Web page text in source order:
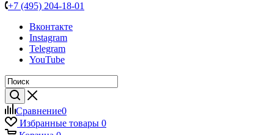
+7 (495) 204-18-01
Вконтакте
Instagram
Telegram
YouTube
Сравнение0
Избранные товары 0